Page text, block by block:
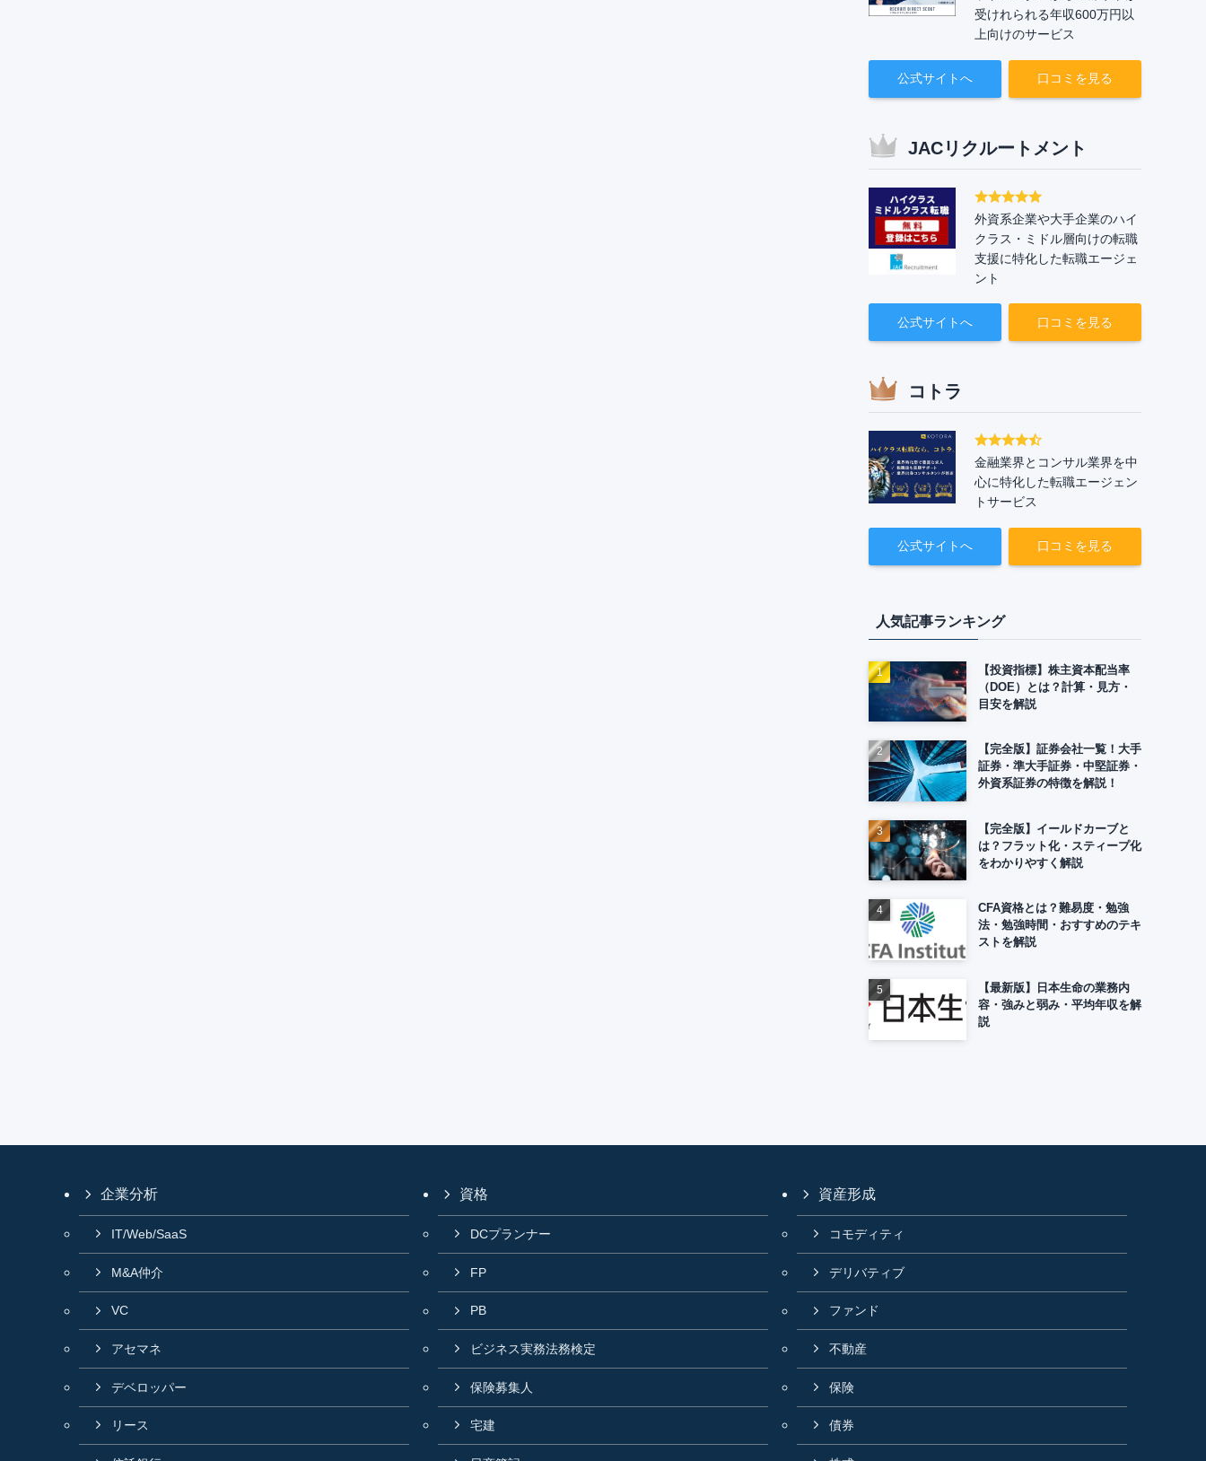
受けれられる年収600万円以
上向けのサービス
公式サイトへ 口コミを見る
JACリクルートメント
外資系企業や大手企業のハイ
クラス・ミドル層向けの転職
支援に特化した転職エージェ
ント
公式サイトへ 口コミを見る
コトラ
金融業界とコンサル業界を中
心に特化した転職エージェン
トサービス
公式サイトへ 口コミを見る
人気記事ランキング
【投資指標】株主資本配当率
（DOE）とは？計算・見方・
目安を解説
【完全版】証券会社一覧！大手
証券・準大手証券・中堅証券・
外資系証券の特徴を解説！
【完全版】イールドカーブと
は？フラット化・スティープ化
をわかりやすく解説
CFA資格とは？難易度・勉強
法・勉強時間・おすすめのテキ
ストを解説
【最新版】日本生命の業務内
容・強みと弱み・平均年収を解
説
企業分析
IT/Web/SaaS
M&A仲介
VC
アセマネ
デベロッパー
リース
資格
DCプランナー
FP
PB
ビジネス実務法務検定
保険募集人
宅建
資産形成
コモディティ
デリバティブ
ファンド
不動産
保険
債券